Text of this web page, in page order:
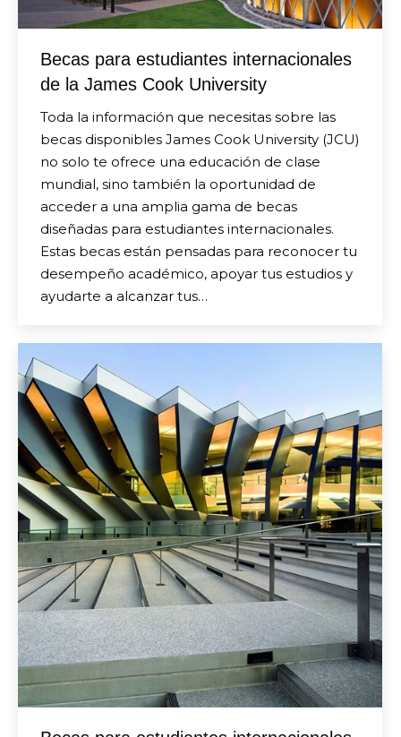
Becas para estudiantes internacionales
de la James Cook University
Toda la información que necesitas sobre las
becas disponibles James Cook University (JCU)
no solo te ofrece una educación de clase
mundial, sino también la oportunidad de
acceder a una amplia gama de becas
diseñadas para estudiantes internacionales.
Estas becas están pensadas para reconocer tu
desempeño académico, apoyar tus estudios y
ayudarte a alcanzar tus…